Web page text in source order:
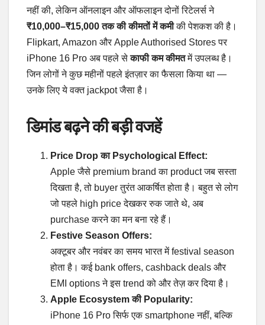
नहीं की, लेकिन ऑनलाइन और ऑफलाइन दोनों रिटेलर्स ने
₹10,000–₹15,000 तक की कीमतों में कमीकी पेशकश की है।
Flipkart, Amazon और Apple Authorised Stores पर
iPhone 16 Pro अब पहले सेकाफी कम कीमतमें उपलब्ध है।
जिन लोगों ने कुछ महीनों पहले इंतज़ार का फैसला किया था —
उनके लिए ये वक्त jackpot जैसा है।
डिमांड बढ़ने की बड़ी वजहें
Price Drop का Psychological Effect:
Apple जैसे premium brand का product जब सस्ता
दिखता है, तो buyer तुरंत आकर्षित होता है। बहुत से लोग
जो पहले high price देखकर रुक जाते थे, अब
purchase करने का मन बना रहे हैं।
Festive Season Offers:
अक्टूबर और नवंबर का समय भारत में festival season
होता है। कई bank offers, cashback deals और
EMI options ने इस trend को और तेज़ कर दिया है।
Apple Ecosystem की Popularity:
iPhone 16 Pro सिर्फ एक smartphone नहीं, बल्कि